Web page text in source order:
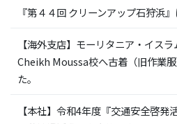
『第４４回 クリーンアップ石狩浜
【海外支店】モーリタニア・イス
Cheikh Moussa校へ古着（旧作業
た。
【本社】令和4年度『交通安全啓発